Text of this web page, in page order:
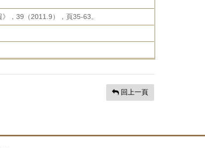
，39（2011.9），頁35-63。
回上一頁